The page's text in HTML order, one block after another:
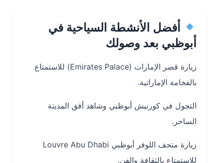
أفضل الأنشطة السياحية في
أبوظبي بعد وصولك
زيارة قصر الإمارات (Emirates Palace) للاستمتاع
بالفخامة الإماراتية.
التجول في كورنيش أبوظبي وشاهد أفق المدينة
الساحر.
زيارة متحف اللوفر أبوظبي Louvre Abu Dhabi
للاستمتاع بالثقافة والفن.